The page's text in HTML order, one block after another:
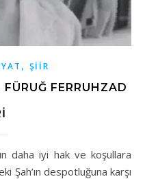
, ŞIIR
FERRUHZAD
Şah’ın despotluğuna karşı